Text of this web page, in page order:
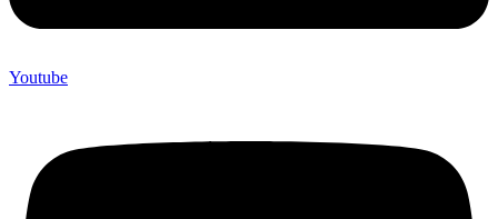
Youtube